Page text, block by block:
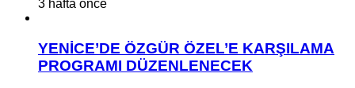
3 hafta önce
YENİCE’DE ÖZGÜR ÖZEL’E KARŞILAMA
PROGRAMI DÜZENLENECEK